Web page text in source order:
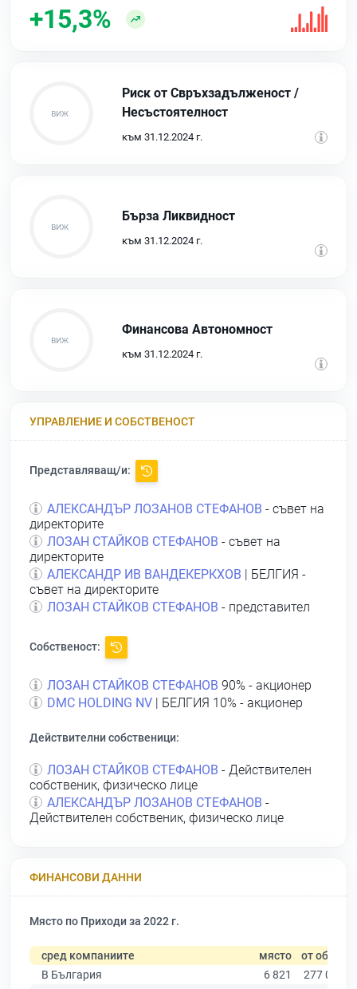
+15,3%
Риск от Свръхзадълженост /
Несъстоятелност
към 31.12.2024 г.
Бърза Ликвидност
към 31.12.2024 г.
Финансова Автономност
към 31.12.2024 г.
УПРАВЛЕНИЕ И СОБСТВЕНОСТ
Представляващ/и:
АЛЕКСАНДЪР ЛОЗАНОВ СТЕФАНОВ - съвет на
директорите
ЛОЗАН СТАЙКОВ СТЕФАНОВ - съвет на
директорите
АЛЕКСАНДР ИВ ВАНДЕКЕРКХОВ | БЕЛГИЯ -
съвет на директорите
ЛОЗАН СТАЙКОВ СТЕФАНОВ - представител
Собственост:
ЛОЗАН СТАЙКОВ СТЕФАНОВ 90% - акционер
DMC HOLDING NV | БЕЛГИЯ 10% - акционер
Действителни собственици:
ЛОЗАН СТАЙКОВ СТЕФАНОВ - Действителен
собственик, физическо лице
АЛЕКСАНДЪР ЛОЗАНОВ СТЕФАНОВ -
Действителен собственик, физическо лице
ФИНАНСОВИ ДАННИ
Място по Приходи за 2022 г.
сред компаниите място от общо
В България
6 821
277 019